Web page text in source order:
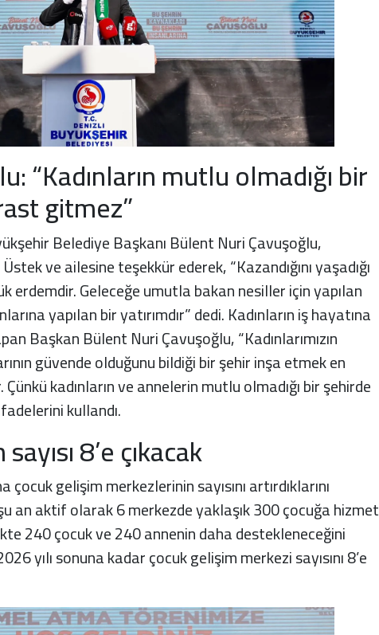
“Kadınların mutlu olmadığı bir
gitmez”
Belediye Başkanı Bülent Nuri Çavuşoğlu,
ve ailesine teşekkür ederek, “Kazandığını yaşadığı
erdemdir. Geleceğe umutla bakan nesiller için yapılan
yapılan bir yatırımdır” dedi. Kadınların iş hayatına
Başkan Bülent Nuri Çavuşoğlu, “Kadınlarımızın
güvende olduğunu bildiği bir şehir inşa etmek en
kadınların ve annelerin mutlu olmadığı bir şehirde
kullandı.
8’e çıkacak
gelişim merkezlerinin sayısını artırdıklarını
an aktif olarak 6 merkezde yaklaşık 300 çocuğa hizmet
240 çocuk ve 240 annenin daha destekleneceğini
yılı sonuna kadar çocuk gelişim merkezi sayısını 8’e